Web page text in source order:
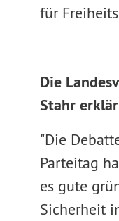
für
Die
Stahr
"Die
Parteitag
es gute
Sicherheit